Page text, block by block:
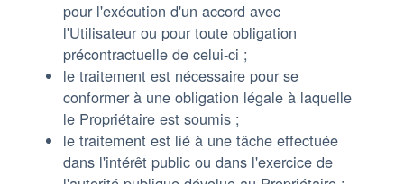
pour l'exécution d'un accord avec
l'Utilisateur ou pour toute obligation
précontractuelle de celui-ci ;
le traitement est nécessaire pour se
conformer à une obligation légale à laquelle
le Propriétaire est soumis ;
le traitement est lié à une tâche effectuée
dans l'intérêt public ou dans l'exercice de